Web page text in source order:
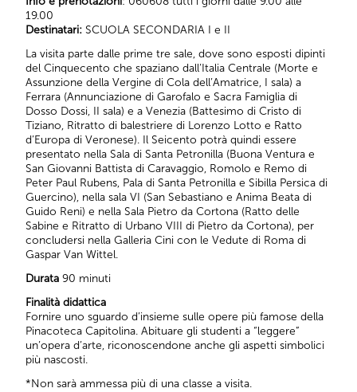
19.00
Destinatari:SCUOLA SECONDARIA I e II
La visita parte dalle prime tre sale, dove sono esposti dipinti
del Cinquecento che spaziano dall’Italia Centrale (Morte e
Assunzione della Vergine di Cola dell’Amatrice, I sala) a
Ferrara (Annunciazione di Garofalo e Sacra Famiglia di
Dosso Dossi, II sala) e a Venezia (Battesimo di Cristo di
Tiziano, Ritratto di balestriere di Lorenzo Lotto e Ratto
d’Europa di Veronese). Il Seicento potrà quindi essere
presentato nella Sala di Santa Petronilla (Buona Ventura e
San Giovanni Battista di Caravaggio, Romolo e Remo di
Peter Paul Rubens, Pala di Santa Petronilla e Sibilla Persica di
Guercino), nella sala VI (San Sebastiano e Anima Beata di
Guido Reni) e nella Sala Pietro da Cortona (Ratto delle
Sabine e Ritratto di Urbano VIII di Pietro da Cortona), per
concludersi nella Galleria Cini con le Vedute di Roma di
Gaspar Van Wittel.
Durata90 minuti
Finalità didattica
Fornire uno sguardo d’insieme sulle opere più famose della
Pinacoteca Capitolina. Abituare gli studenti a “leggere”
un’opera d’arte, riconoscendone anche gli aspetti simbolici
più nascosti.
*Non sarà ammessa più di una classe a visita.